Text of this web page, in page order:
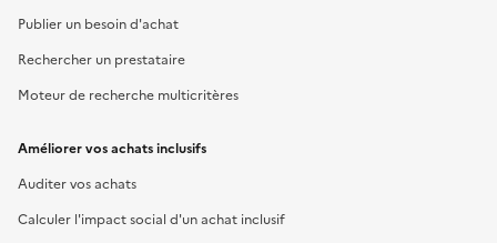
Publier un besoin d'achat
Rechercher un prestataire
Moteur de recherche multicritères
Améliorer vos achats inclusifs
Auditer vos achats
Calculer l'impact social d'un achat inclusif